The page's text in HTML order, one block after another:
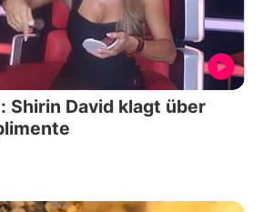
Shirin David klagt über